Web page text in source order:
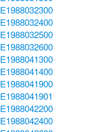
E1988032300
E1988032400
E1988032500
E1988032600
E1988041300
E1988041400
E1988041900
E1988041901
E1988042200
E1988042400